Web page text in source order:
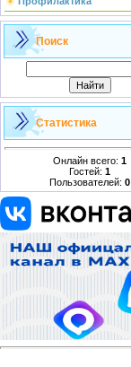
Поиск
Статистика
Онлайн всего: 1
Гостей: 1
Пользователей: 0